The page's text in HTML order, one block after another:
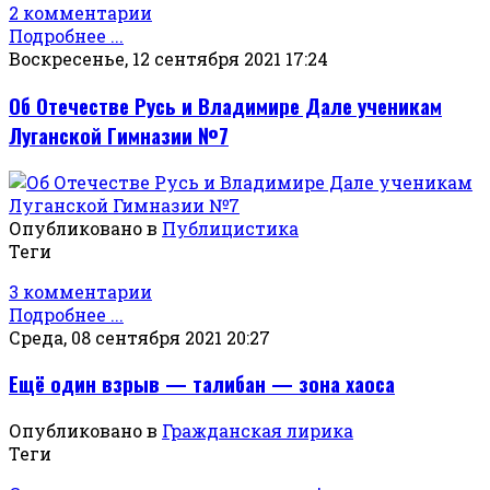
2 комментарии
Подробнее ...
Воскресенье, 12 сентября 2021 17:24
Об Отечестве Русь и Владимире Дале ученикам
Луганской Гимназии №7
Опубликовано в Публицистика
Теги
3 комментарии
Подробнее ...
Среда, 08 сентября 2021 20:27
Ещё один взрыв — талибан — зона хаоса
Опубликовано в Гражданская лирика
Теги